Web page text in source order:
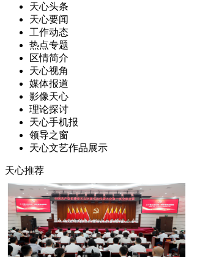
天心头条
天心要闻
工作动态
热点专题
区情简介
天心视角
媒体报道
影像天心
理论探讨
天心手机报
领导之窗
天心文艺作品展示
天心推荐